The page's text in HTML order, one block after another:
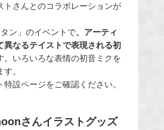
トさんとのコラボレーションが
タン」のイベントで、アーティ
異なるテイストで表現される初
。いろいろな表情の初音ミクを
。
設ページをご確認ください。
さんイラストグッズ